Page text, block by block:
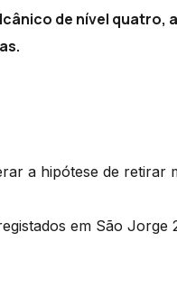
de nível quatro,
a hipótese de retirar
em São Jorge